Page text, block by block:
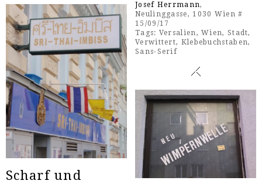
Josef Herrmann,
Neulinggasse, 1030 Wien #
15/09/17
Tags: Versalien,Wien, Stadt,
Verwittert, Klebebuchstaben,
Sans-Serif
Scharf und